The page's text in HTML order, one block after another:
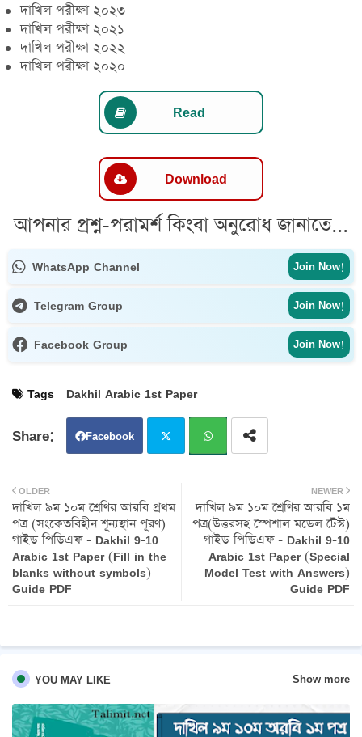
দাখিল পরীক্ষা ২০২৩
দাখিল পরীক্ষা ২০২১
দাখিল পরীক্ষা ২০২২
দাখিল পরীক্ষা ২০২০
Read
Download
আপনার প্রশ্ন-পরামর্শ কিংবা অনুরোধ জানাতে...
WhatsApp Channel Join Now!
Telegram Group Join Now!
Facebook Group Join Now!
Tags Dakhil Arabic 1st Paper
Facebook
ter atsa
pp
NEWER
দাখিল ৯ম ১০ম শ্রেণির আরবি ১ম
পত্র(উত্তরসহ স্পেশাল মডেল টেস্ট)
গাইড পিডিএফ - Dakhil 9-10
Arabic 1st Paper (Special
Model Test with Answers)
Guide PDF
OLDER
দাখিল ৯ম ১০ম শ্রেণির আরবি প্রথম
পত্র (সংকেতবিহীন শূন্যস্থান পূরণ)
গাইড পিডিএফ - Dakhil 9-10
Arabic 1st Paper (Fill in the
blanks without symbols)
Guide PDF
YOU MAY LIKE Show more